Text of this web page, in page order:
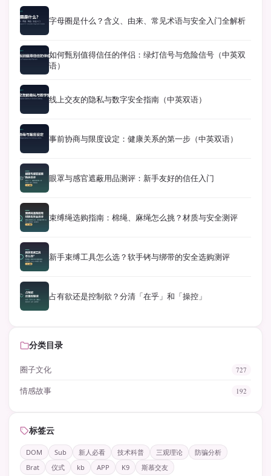
字母圈是什么？含义、由来、常见术语与安全入门全解析
如何甄别值得信任的伴侣：绿灯信号与危险信号（中英双
语）
线上交友的隐私与数字安全指南（中英双语）
事前协商与限度设定：健康关系的第一步（中英双语）
眼罩与感官遮蔽用品测评：新手友好的信任入门
束缚绳选购指南：棉绳、麻绳怎么挑？材质与安全测评
新手束缚工具怎么选？软手铐与绑带的安全选购测评
占有欲还是控制欲？分清「在乎」和「操控」
分类目录
圈子文化 727
情感故事 192
标签云
DOM Sub 新人必看 技术科普 三观理论
防骗分析
Brat
仪式 kb APP K9 斯慕交友